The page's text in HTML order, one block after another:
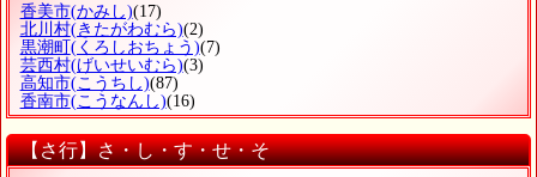
香美市(かみし)(17)
北川村(きたがわむら)(2)
黒潮町(くろしおちょう)(7)
芸西村(げいせいむら)(3)
高知市(こうちし)(87)
香南市(こうなんし)(16)
【さ行】さ・し・す・せ・そ